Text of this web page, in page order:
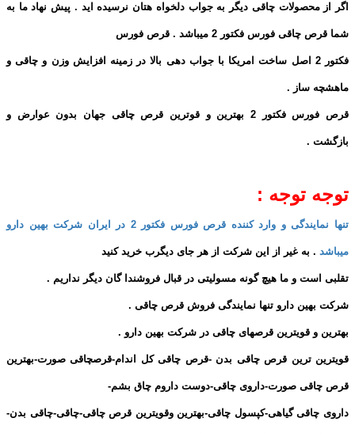
اگر از محصولات چاقی دیگر به جواب دلخواه هتان نرسیده اید . پیش نهاد ما به
شما قرص چاقی فورس فکتور 2 میباشد . قرص فورس
فکتور 2 اصل ساخت امریکا با جواب دهی بالا در زمینه افزایش وزن و چاقی و
ماهشچه ساز .
قرص فورس فکتور 2 بهترین و قوترین قرص چاقی جهان بدون عوارض و
بازگشت .
توجه توجه :
تنها نمایندگی و وارد کننده قرص فورس فکتور 2 در ایران شرکت بهین دارو
میباشد . به غیر از این شرکت از هر جای دیگرب خرید کنید
تقلبی است و ما هیچ گونه مسولیتی در قبال فروشندا گان دیگر نداریم .
شرکت بهین دارو تنها نمایندگی فروش قرص چاقی .
بهترین و قویترین قرصهای چاقی در شرکت بهین دارو .
قویترین ترین قرص چاقی بدن -قرص چاقی کل اندام-قرصچاقی صورت-بهترین
قرص چاقی صورت-داروی چاقی-دوست داروم چاق بشم-
داروی چاقی گیاهی-کپسول چاقی-بهترین وقویترین قرص چاقی-چاقی-چاقی بدن-